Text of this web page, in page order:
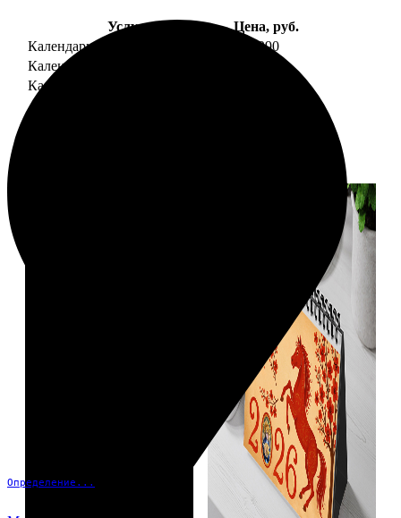
Определение...
Услуга
Цена, руб.
Календарь настенный
от 1290
Календарь "домик"
Календарь магнитный отрывной